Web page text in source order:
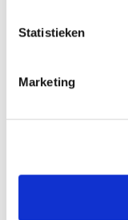
Statistieken
Marketing